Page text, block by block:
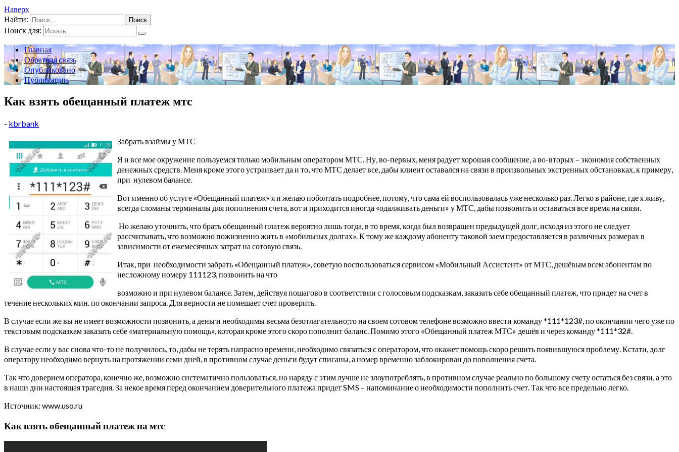
Наверх
Найти:
Поиск для:
Главная
Обратная связь
Опубликовано
Публикации
Как взять обещанный платеж мтс
- kbrbank
Забрать взаймы у МТС
Я и все мое окружение пользуемся только мобильным оператором МТС. Ну, во-первых, меня радует хорошая сообщение, а во-вторых – экономия собственных
денежных средств. Меня кроме этого устраивает да и то, что МТС делает все, дабы клиент оставался на связи в произвольных экстренных обстановках, к примеру,
при нулевом балансе.
Вот именно об услуге «Обещанный платеж» я и желаю поболтать подробнее, потому, что сама ей воспользовалась уже несколько раз. Легко в районе, где я живу,
всегда сломаны терминалы для пополнения счета, вот и приходится иногда «одалживать деньги» у МТС, дабы позвонить и оставаться все время на связи.
Но желаю уточнить, что брать обещанный платеж вероятно лишь тогда, в то время, когда был возвращен предыдущей долг, исходя из этого не следует
рассчитывать, что возможно пожизненно жить в «мобильных долгах». К тому же каждому абоненту таковой заем предоставляется в различных размерах в
зависимости от ежемесячных затрат на сотовую связь.
Итак, при необходимости забрать «Обещанный платеж», советую воспользоваться сервисом «Мобильный Ассистент» от МТС, дешёвым всем абонентам по
несложному номеру 111123, позвонить на что
возможно и при нулевом балансе.Затем, действуя пошагово в соответствии с голосовым подсказкам, заказать себе обещанный платеж, что придет на счет в
течение нескольких мин. по окончании запроса. Для верности не помешает счет проверить.
В случае если же вы не имеет возможности позвонить, а деньги необходимы весьма безотлагательно;то на своем сотовом телефоне возможно ввести команду *111*123#, по окончании чего уже по
текстовым подсказкам заказать себе «материальную помощь», которая кроме этого скоро пополнит баланс. Помимо этого «Обещанный платеж МТС» дешёв и через команду *111*32#.
В случае если у вас снова что-то не получилось, то, дабы не терять напрасно времени, необходимо связаться с оператором, что окажет помощь скоро решить появившуюся проблему. Кстати, долг
оператору необходимо вернуть на протяжении семи дней, в противном случае деньги будут списаны, а номер временно заблокирован до пополнения счета.
Так что доверием оператора, конечно же, возможно систематично пользоваться, но наряду с этим лучше не злоупотреблять, в противном случае реально по большому счету остаться без связи, а это
в наши дни настоящая трагедия. За некое время перед окончанием доверительного платежа придет SMS – напоминание о необходимости пополнить счет. Так что все предельно легко.
Источник: www.uso.ru
Как взять обещанный платеж на мтс